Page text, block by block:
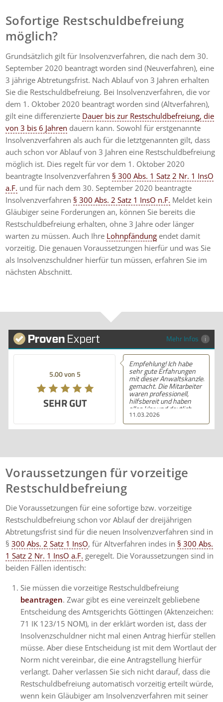
Sofortige Restschuldbefreiung
möglich?
Grundsätzlich gilt für Insolvenzverfahren, die nach dem 30.
September 2020 beantragt worden sind (Neuverfahren), eine
3 jährige Abtretungsfrist. Nach Ablauf von 3 Jahren erhalten
Sie die Restschuldbefreiung. Bei Insolvenzverfahren, die vor
dem 1. Oktober 2020 beantragt worden sind (Altverfahren),
gilt eine differenzierte Dauer bis zur Restschuldbefreiung, die
von 3 bis 6 Jahren dauern kann. Sowohl für erstgenannte
Insolvenzverfahren als auch für die letztgenannten gilt, dass
auch schon vor Ablauf von 3 Jahren eine Restschuldbefreiung
möglich ist. Dies regelt für vor dem 1. Oktober 2020
beantragte Insolvenzverfahren § 300 Abs. 1 Satz 2 Nr. 1 InsO
a.F. und für nach dem 30. September 2020 beantragte
Insolvenzverfahren § 300 Abs. 2 Satz 1 InsO n.F. Meldet kein
Gläubiger seine Forderungen an, können Sie bereits die
Restschuldbefreiung erhalten, ohne 3 Jahre oder länger
warten zu müssen. Auch Ihre Lohnpfändung endet damit
vorzeitig. Die genauen Voraussetzungen hierfür und was Sie
als Insolvenzschuldner hierfür tun müssen, erfahren Sie im
nächsten Abschnitt.
Mehr Infos
5.00 von 5
SEHR GUT
11.03.2026
Empfehlung! Ich habe
sehr gute Erfahrungen
mit dieser Anwaltskanzlei
gemacht. Die Mitarbeiter
waren professionell,
hilfsbereit und haben
alles klar und deutlich
erklärt. Ich bin mit der
Beratung sehr zufrieden
und kann ihre
Voraussetzungen für vorzeitige
Restschuldbefreiung
Die Voraussetzungen für eine sofortige bzw. vorzeitige
Restschuldbefreiung schon vor Ablauf der dreijährigen
Abtretungsfrist sind für die neuen Insolvenzverfahren sind in
§300 Abs. 2 Satz 1 InsO, für Altverfahren indes in § 300 Abs.
1 Satz 2 Nr. 1 InsO a.F. geregelt. Die Voraussetzungen sind in
beiden Fällen identisch:
Sie müssen die vorzeitige Restschuldbefreiung
beantragen. Zwar gibt es eine vereinzelt gebliebene
Entscheidung des Amtsgerichts Göttingen (Aktenzeichen:
71 IK 123/15 NOM), in der erklärt worden ist, dass der
Insolvenzschuldner nicht mal einen Antrag hierfür stellen
müsse. Aber diese Entscheidung ist mit dem Wortlaut der
Norm nicht vereinbar, die eine Antragstellung hierfür
verlangt. Daher verlassen Sie sich nicht darauf, dass die
Restschuldbefreiung automatisch vorzeitig erteilt würde,
wenn kein Gläubiger am Insolvenzverfahren mit seiner